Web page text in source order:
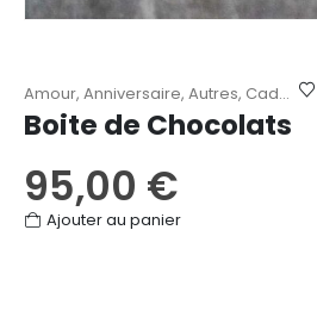
Amour, Anniversaire, Autres, Cadeaux
Boite de Chocolats
95,00 €
Ajouter au panier